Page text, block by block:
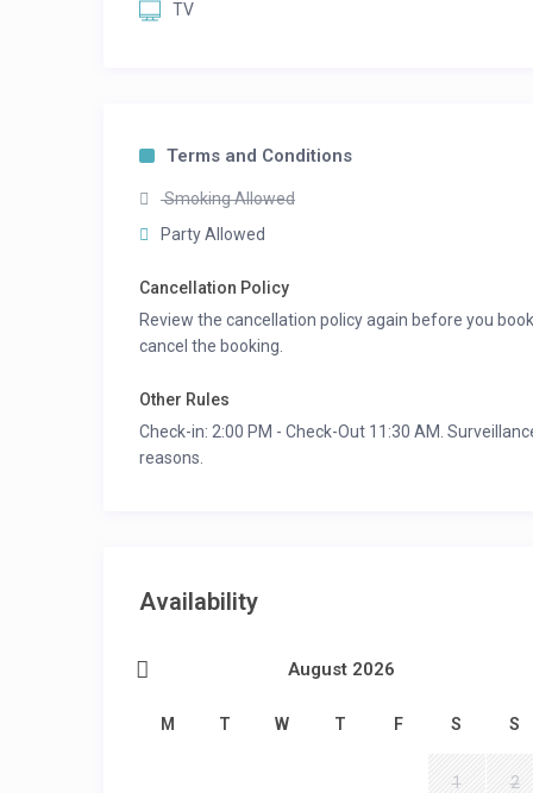
TV
Terms and Conditions
Smoking Allowed
Party Allowed
Cancellation Policy
Review the cancellation policy again before you
cancel the booking.
Other Rules
Check-in: 2:00 PM - Check-Out 11:30 AM.
reasons.
Availability
August 2026
M T W T F S S
1 2